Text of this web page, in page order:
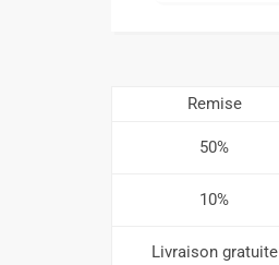
Remise
50%
10%
Livraison gratuite